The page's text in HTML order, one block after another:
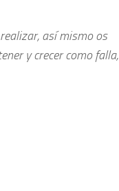
así mismo os
y crecer como falla,